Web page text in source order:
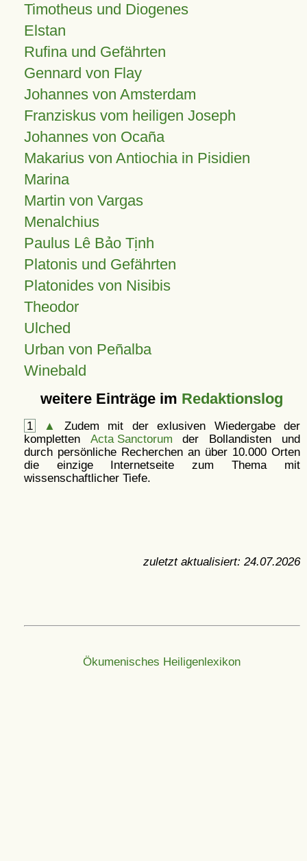
Timotheus und Diogenes
Elstan
Rufina und Gefährten
Gennard von Flay
Johannes von Amsterdam
Franziskus vom heiligen Joseph
Johannes von Ocaña
Makarius von Antiochia in Pisidien
Marina
Martin von Vargas
Menalchius
Paulus Lê Bảo Tịnh
Platonis und Gefährten
Platonides von Nisibis
Theodor
Ulched
Urban von Peñalba
Winebald
weitere Einträge im Redaktionslog
1 ▲
Zudem mit der exlusiven Wiedergabe der
kompletten Acta Sanctorum der Bollandisten und
durch persönliche Recherchen an über 10.000 Orten
die einzige Internetseite zum Thema mit
wissenschaftlicher Tiefe.
zuletzt aktualisiert: 24.07.2026
Ökumenisches Heiligenlexikon